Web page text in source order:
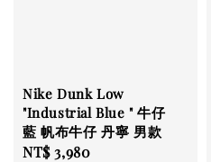
Nike Dunk Low
"Industrial Blue " 牛仔
藍 帆布牛仔 丹寧 男款
Regular
NT$ 3,980